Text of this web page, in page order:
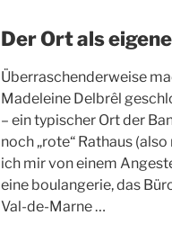
Der Ort als
Überraschenderweise
Madeleine Delbrêl
– ein typischer Ort der
noch „rote“ Rathaus
ich mir von einem
eine boulangerie, das
Val-de-Marne …